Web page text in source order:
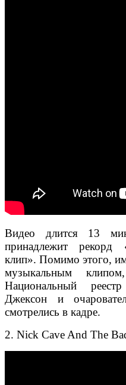
Видео длится 13
принадлежит
клип». Помимо этого,
музыкальным
Национальный
Джексон и
смотрелись в кадре.
2. Nick Cave And The